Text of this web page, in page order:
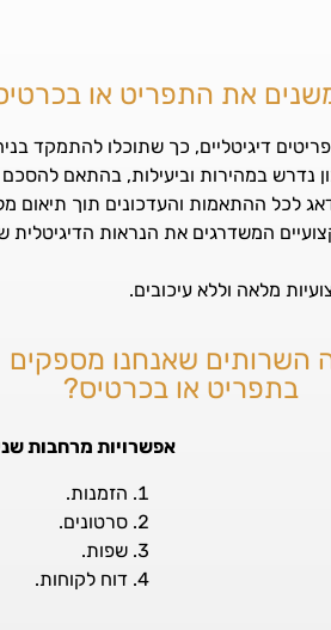
את התפריט או
דיגיטליים, כך שתוכלו להתמקד
נדרש במהירות וביעילות, בהתאם
לכל ההתאמות והעדכונים תוך תיאום
המשדרגים את הנראות
השרותים שאנחנו מספקים
בתפריט או בכרטיס?
אפשרויות מרחבות
הזמנות.
סרטונים.
שפות.
דוח לקוחות.